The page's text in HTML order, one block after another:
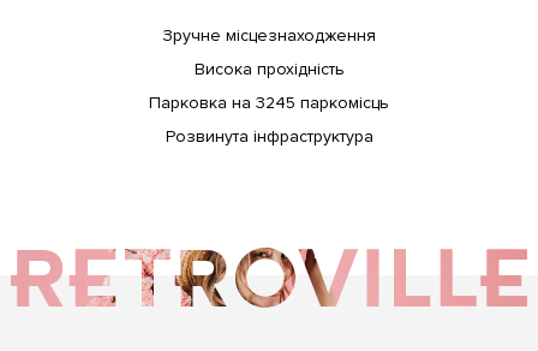
Зручне місцезнаходження
Висока прохідність
Парковка на 3245 паркомісць
Розвинута інфраструктура